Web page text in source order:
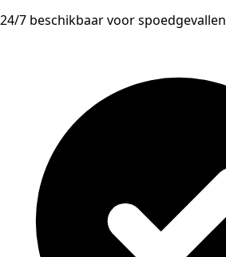
24/7 beschikbaar voor spoedgevallen